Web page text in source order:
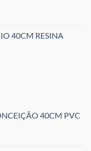
40CM RESINA
40CM PVC